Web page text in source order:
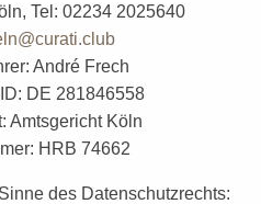
Tel: 02234 2025640
André Frech
DE 281846558
Amtsgericht Köln
HRB 74662
des Datenschutzrechts: